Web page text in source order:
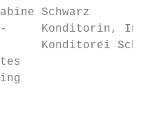
Sabine Schwarz
Konditorin,
Konditorei